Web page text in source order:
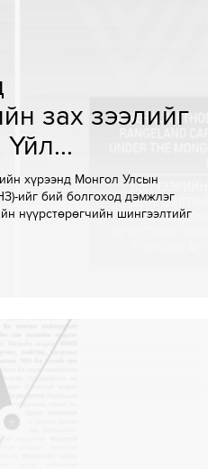
зах зээлийг
хүрээнд Монгол Улсын
ийг бий болгоход дэмжлэг
нүүрстөрөгчийн шингээлтийг